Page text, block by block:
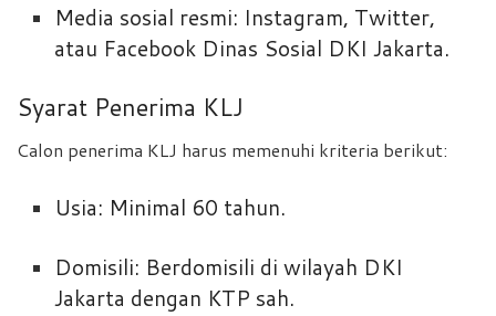
Media sosial resmi: Instagram, Twitter,
atau Facebook Dinas Sosial DKI Jakarta.
Syarat Penerima KLJ
Calon penerima KLJ harus memenuhi kriteria berikut:
Usia: Minimal 60 tahun.
Domisili: Berdomisili di wilayah DKI
Jakarta dengan KTP sah.